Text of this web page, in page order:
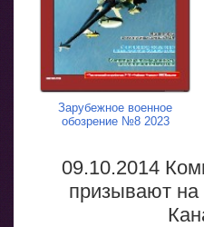
Зарубежное военное
обозрение №8 2023
09.10.2014
призывают